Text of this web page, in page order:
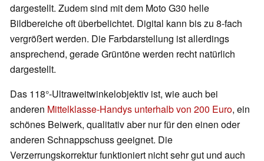
dargestellt. Zudem sind mit dem Moto G30 helle
Bildbereiche oft überbelichtet. Digital kann bis zu 8-fach
vergrößert werden. Die Farbdarstellung ist allerdings
ansprechend, gerade Grüntöne werden recht natürlich
dargestellt.
Das 118°-Ultraweitwinkelobjektiv ist, wie auch bei
anderen Mittelklasse-Handys unterhalb von 200 Euro, ein
schönes Beiwerk, qualitativ aber nur für den einen oder
anderen Schnappschuss geeignet. Die
Verzerrungskorrektur funktioniert nicht sehr gut und auch